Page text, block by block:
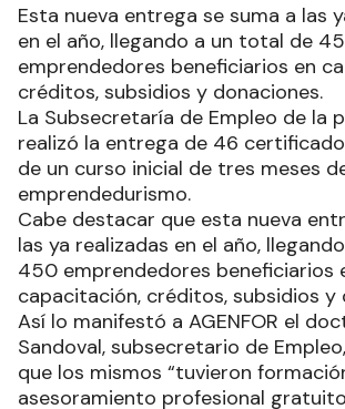
Esta nueva entrega se suma a las
en el año, llegando a un total de
emprendedores beneficiarios en
créditos, subsidios y donaciones.
La Subsecretaría de Empleo de la
realizó la entrega de 46
de un curso inicial de tres meses
emprendedurismo.
Cabe destacar que esta nueva
las ya realizadas en el año,
450 emprendedores beneficiarios
capacitación, créditos, subsidios y
Así lo manifestó a AGENFOR el
Sandoval, subsecretario de
que los mismos “tuvieron
asesoramiento profesional